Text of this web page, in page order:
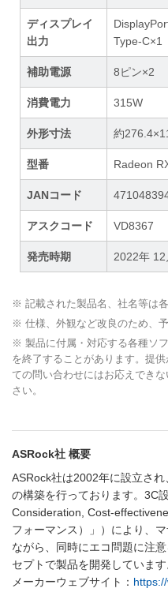
ディスプレイ
出力
Type-C×1
補助電源 8ピン×2
消費電力 315W
外形寸法 約
型番 Radeon
JANコード
アスクコード VD8367
発売時期 2022年 12
※ 記載された製品名、社名等は
※ 仕様、外観など改良のため、
※ 製品に付属・対応する各種ソ
を終了することがあります。提
ての問い合わせにはお応えでき
さい。
ASRock社 概要
ASRock社は2002年に設立さ
の構築を行っております。3C
Consideration, Cost-
フォーマンス）」）により、
ながら、同時にエコ問題に注
セプトで製品を開発しています
メーカーウェブサイト：